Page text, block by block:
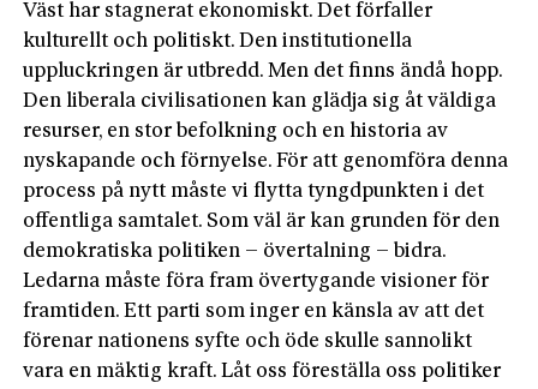
Väst har stagnerat ekonomiskt. Det förfaller
kulturellt och politiskt. Den institutionella
uppluckringen är utbredd. Men det finns ändå hopp.
Den liberala civilisationen kan glädja sig åt väldiga
resurser, en stor befolkning och en historia av
nyskapande och förnyelse. För att genomföra denna
process på nytt måste vi flytta tyngdpunkten i det
offentliga samtalet. Som väl är kan grunden för den
demokratiska politiken – övertalning – bidra.
Ledarna måste föra fram övertygande visioner för
framtiden. Ett parti som inger en känsla av att det
förenar nationens syfte och öde skulle sannolikt
vara en mäktig kraft. Låt oss föreställa oss politiker